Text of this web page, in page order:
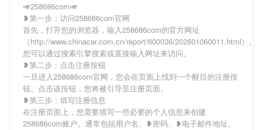
🎺258686com🎺
❥第一步：访问258686com官网
首先，打开您的浏览器，输入258686com的官方网址
（http://www.chinacar.com.cn/report/600036/202601060011.html）。
您可以通过搜索引擎搜索或直接输入网址来访问。
❥第二步：点击注册按钮
一旦进入258686com官网，您会在页面上找到一个醒目的注册按
钮。点击该按钮，您将被引导至注册页面。
❥第三步：填写注册信息
在注册页面上，您需要填写一些必要的个人信息来创建
258686com账户。通常包括用户名、❥密码、❥电子邮件地址、